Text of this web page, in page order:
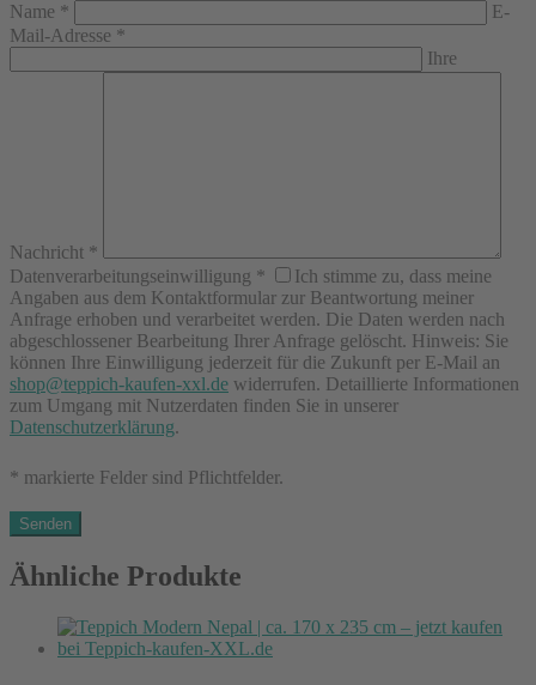
Name *
E-
Mail-Adresse *
Ihre
Nachricht *
Datenverarbeitungseinwilligung *
Ich stimme zu, dass meine
Angaben aus dem Kontaktformular zur Beantwortung meiner
Anfrage erhoben und verarbeitet werden. Die Daten werden nach
abgeschlossener Bearbeitung Ihrer Anfrage gelöscht. Hinweis: Sie
können Ihre Einwilligung jederzeit für die Zukunft per E-Mail an
shop@teppich-kaufen-xxl.de widerrufen. Detaillierte Informationen
zum Umgang mit Nutzerdaten finden Sie in unserer
Datenschutzerklärung.
* markierte Felder sind Pflichtfelder.
Ähnliche Produkte